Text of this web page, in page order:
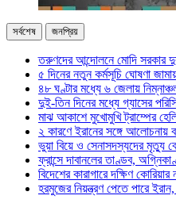
সর্বশেষ জনপ্রিয়
তরুণদের আন্দোলনে মোদি সরকার
৫ দিনের নতুন কর্মসূচি ঘোষণা
৪৮ ঘণ্টার মধ্যে ৬ জেলায়
দুই-তিন দিনের মধ্যে গ্যাসের
মাঝ আকাশে মুখোমুখি ট্রাম্পের
২ কারণে ইরানের সঙ্গে আলোচনায়
ভুয়া বিয়ে ও সেনাসদস্যদের মৃত্যু
ফ্রান্সে দাবানলের তাণ্ডব,
বিদেশের কারাগারে দক্ষিণ
হরমুজের নিয়ন্ত্রণ পেতে পারে